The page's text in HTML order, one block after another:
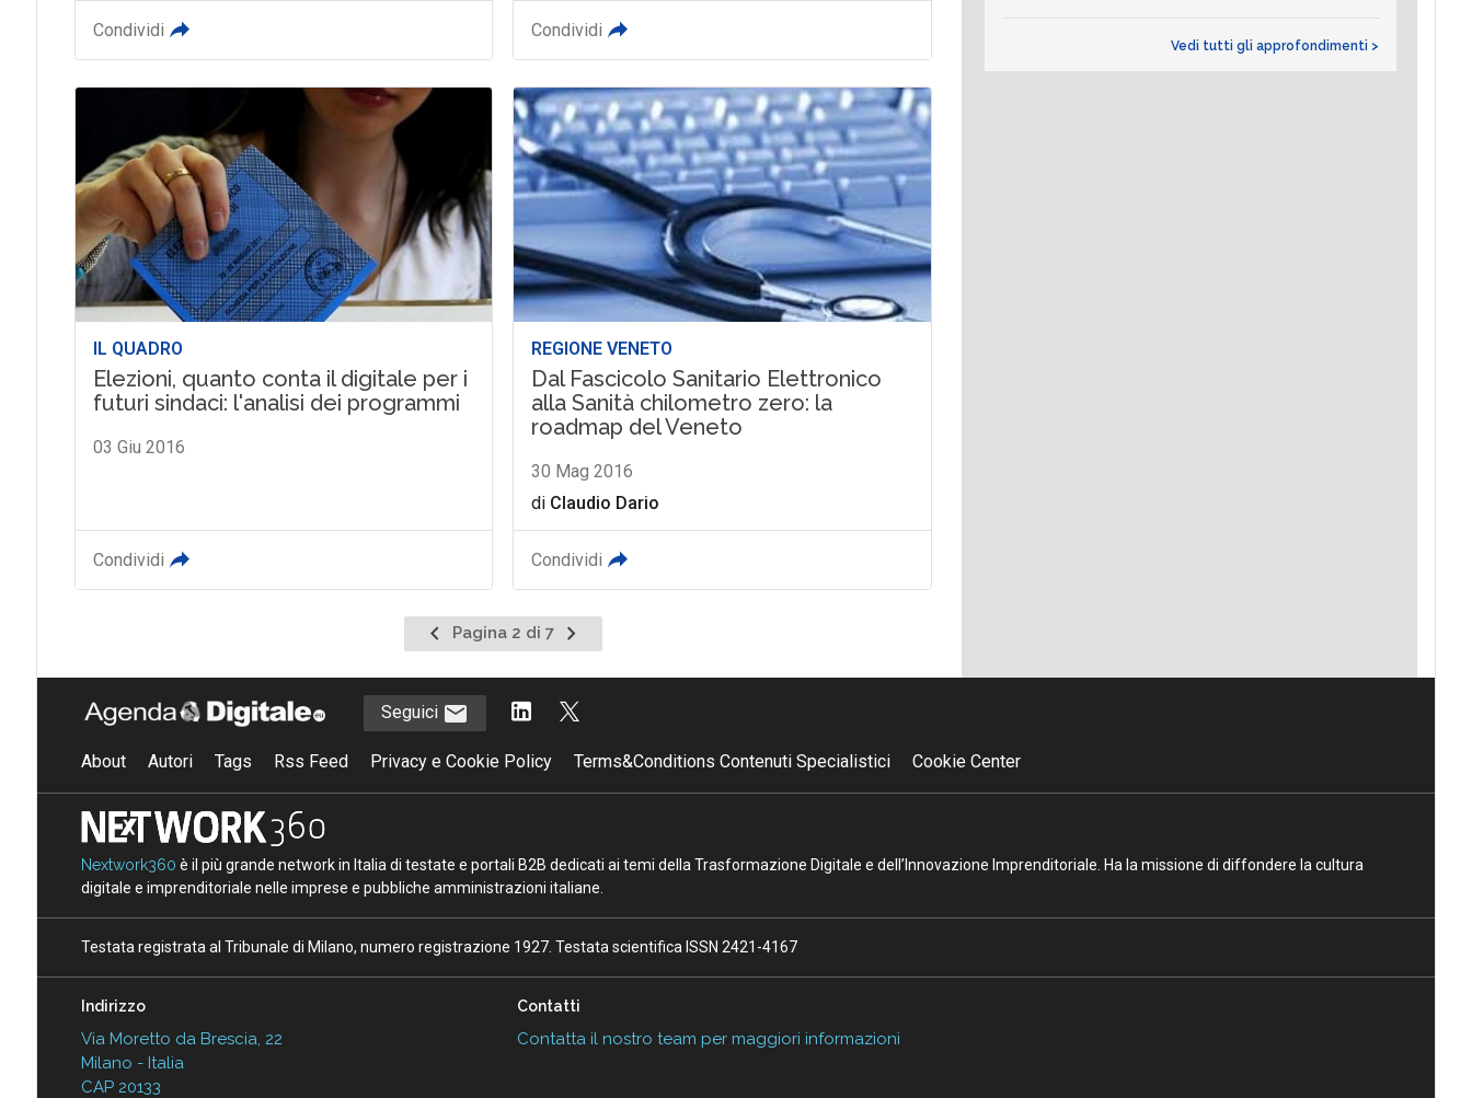
Condividi Condividi
IL QUADRO
Elezioni, quanto conta il digitale per i
futuri sindaci: l'analisi dei programmi
03 Giu 2016
Condividi
REGIONE VENETO
Dal Fascicolo Sanitario Elettronico
alla Sanità chilometro zero: la
roadmap del Veneto
30 Mag 2016
di Claudio Dario
Condividi
Pagina
precedente
Pagina 2 di 7
Pagina
successiva
Vedi tutti gli approfondimenti >
Seguici
About Autori Tags Rss Feed Privacy e Cookie Policy Terms&Conditions Contenuti Specialistici Cookie Center
Nextwork360 è il più grande network in Italia di testate e portali B2B dedicati ai temi della Trasformazione Digitale e dell’Innovazione Imprenditoriale. Ha la missione di diffondere la cultura
digitale e imprenditoriale nelle imprese e pubbliche amministrazioni italiane.
Testata registrata al Tribunale di Milano, numero registrazione 1927. Testata scientifica ISSN 2421-4167
Indirizzo
Via Moretto da Brescia, 22
Milano - Italia
CAP 20133
Contatti
Contatta il nostro team per maggiori informazioni